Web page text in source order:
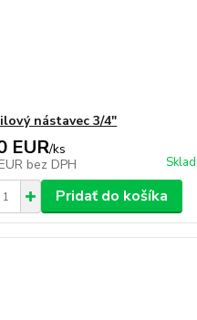
nástavec 3/4"
EUR/ks
bez DPH
Pridať do košíka